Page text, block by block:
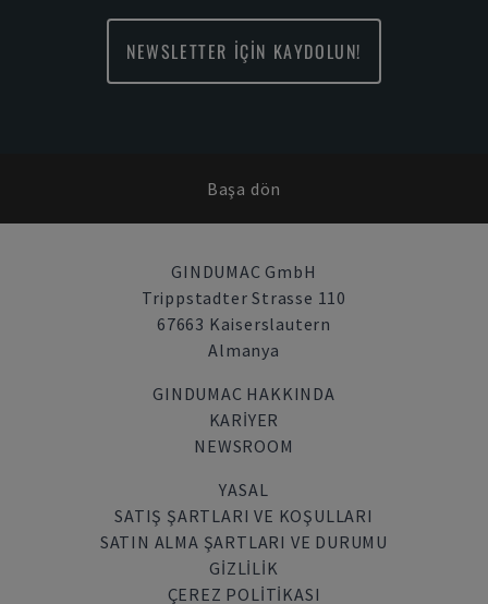
NEWSLETTER İÇİN KAYDOLUN!
Başa dön
GINDUMAC GmbH
Trippstadter Strasse 110
67663 Kaiserslautern
Almanya
GINDUMAC HAKKINDA
KARIYER
NEWSROOM
YASAL
SATIŞ ŞARTLARI VE KOŞULLARI
SATIN ALMA ŞARTLARI VE DURUMU
GİZLİLİK
ÇEREZ POLITIKASI